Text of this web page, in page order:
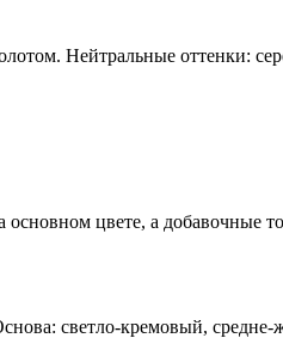
Нейтральные оттенки:
основном цвете, а добавочные
светло-кремовый,